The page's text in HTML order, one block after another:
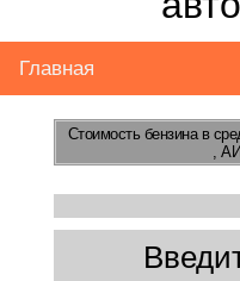
Главная
Стоимость бензинав
,